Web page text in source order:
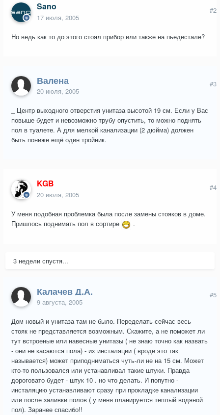
Sano
17 июля, 2005
#2
Но ведь как то до этого стоял прибор или также на пьедестале?
Валена
20 июля, 2005
#3
_ Центр выходного отверстия унитаза высотой 19 см. Если у Вас
повыше будет и невозможно трубу опустить, то можно поднять
пол в туалете. А для мелкой канализации (2 дюйма) должен
быть пониже ещё один тройник.
KGB
20 июля, 2005
#4
У меня подобная проблемка была после замены стояков в доме.
Пришлось поднимать пол в сортире
.
3 недели спустя...
Калачев Д.А.
9 августа, 2005
#5
Дом новый и унитаза там не было. Переделать сейчас весь
стояк не представляется возможным. Скажите, а не поможет ли
тут встроеные или навесные унитазы ( не знаю точно как назвать
- они не касаются пола) - их инсталяции ( вроде это так
называется) может приподниматься чуть-ли не на 15 см. Может
кто-то пользовался или устанавливал такие штуки. Правда
дороговато будет - штук 10 . но что делать. И попутно -
инсталяцию устанавливают сразу при прокладке канализации
или после заливки полов ( у меня планируется теплый водяной
пол). Заранее спасибо!!